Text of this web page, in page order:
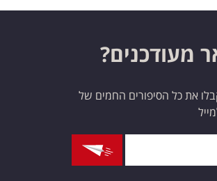
מעודכנים?
את כל הסיפורים החמים של